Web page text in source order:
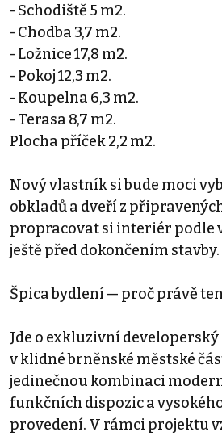
- Schodiště 5 m2.
- Chodba 3,7 m2.
- Ložnice 17,8 m2.
- Pokoj 12,3 m2.
- Koupelna 6,3 m2.
- Terasa 8,7 m2.
Plocha příček 2,2 m2.
Nový vlastník si bude moci
obkladů a dveří z
propracovat si interiér podle
ještě před dokončením stavby.
Špica bydlení — proč právě
Jde o exkluzivní
v klidné brněnské městské
jedinečnou kombinaci
funkčních dispozic a
provedení. V rámci projektu